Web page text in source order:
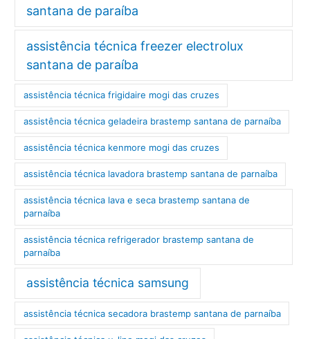
santana de paraíba
assistência técnica freezer electrolux
santana de paraíba
assistência técnica frigidaire mogi das cruzes
assistência técnica geladeira brastemp santana de parnaíba
assistência técnica kenmore mogi das cruzes
assistência técnica lavadora brastemp santana de parnaíba
assistência técnica lava e seca brastemp santana de
parnaíba
assistência técnica refrigerador brastemp santana de
parnaíba
assistência técnica samsung
assistência técnica secadora brastemp santana de parnaíba